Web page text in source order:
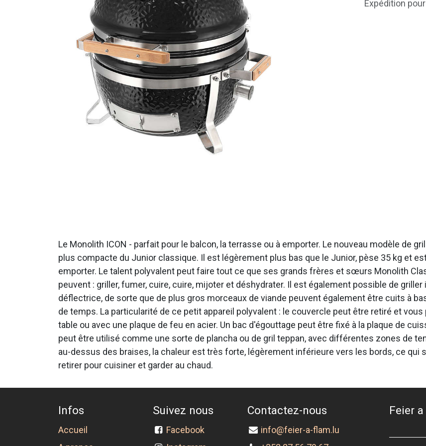
Expédition
Le Monolith ICON - parfait pour le balcon, la terrasse ou à emporter. Le nouveau modèle de
plus compacte du Junior classique. Il est légèrement plus bas que le Junior, pèse 35 kg et
emporter. Le talent polyvalent peut faire tout ce que ses grands frères et sœurs Monolith
peuvent : griller, fumer, cuire, cuire, mijoter et déshydrater. Il est également possible de
déflectrice, de sorte que de plus gros morceaux de viande peuvent également être cuits à
de temps. La particularité de ce petit appareil polyvalent : le couvercle peut être retiré et
table ou avec une plaque de feu en acier. Un bac d'égouttage peut être fixé à la plaque de
peut être utilisé comme une sorte de plancha ou de gril teppan, avec différentes zones de
au-dessus des braises, la chaleur est très forte, légèrement inférieure vers les bords, ce qui
retirer pour cuisiner et garder au chaud.
Infos
Accueil
Suivez nous
Facebook
Contactez-nous
info@feier-a-flam.lu
Feier